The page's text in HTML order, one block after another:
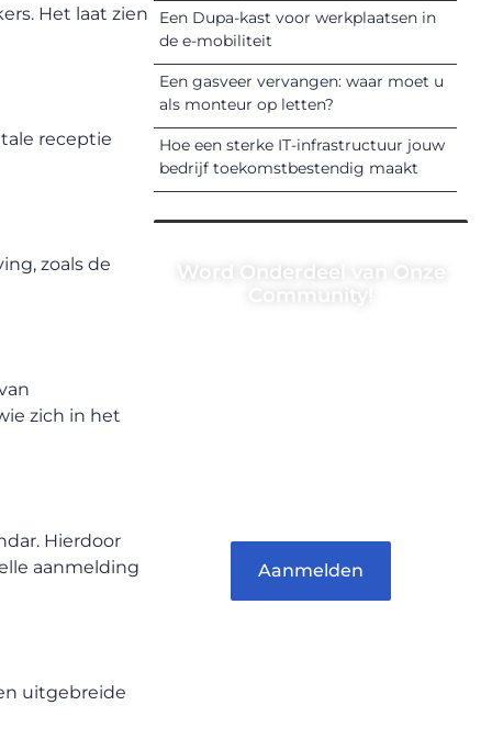
Het laat zien
receptie
zoals de
zich in het
Hierdoor
aanmelding
uitgebreide
Een Dupa-kast voor werkplaatsen in
de e-mobiliteit
Een gasveer vervangen: waar moet u
als monteur op letten?
Hoe een sterke IT-infrastructuur jouw
bedrijf toekomstbestendig maakt
Word Onderdeel van Onze
Community!
Aanmelden